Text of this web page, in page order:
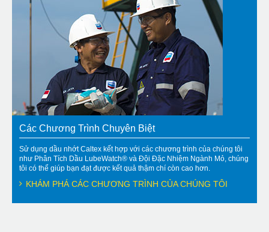
Các Chương Trình Chuyên Biệt
Sử dụng dầu nhớt Caltex kết hợp với các chương trình của chúng tôi
như Phân Tích Dầu LubeWatch® và Đội Đặc Nhiệm Ngành Mỏ, chúng
tôi có thể giúp bạn đạt được kết quả thậm chí còn cao hơn.
KHÁM PHÁ CÁC CHƯƠNG TRÌNH CỦA CHÚNG TÔI